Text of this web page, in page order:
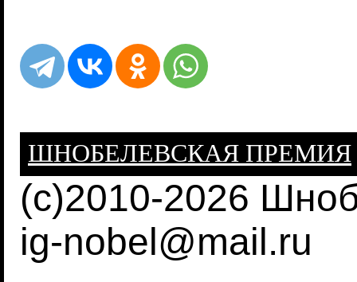
ШНОБЕЛЕВСКАЯ ПРЕМИЯ
(c)2010-2026
ig-nobel@mail.ru